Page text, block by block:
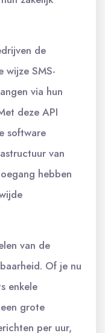
de
wijze SMS-
via hun
deze API
software
van
hebben
van de
Of je nu
enkele
grote
per uur,